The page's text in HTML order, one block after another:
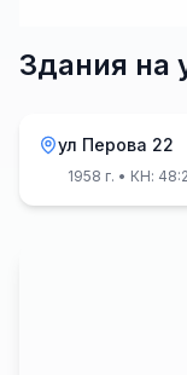
Здания на
ул Перова 22
1958 г. • КН: